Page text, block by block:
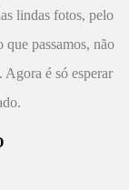
lindas fotos, pelo
passamos, não
é só esperar